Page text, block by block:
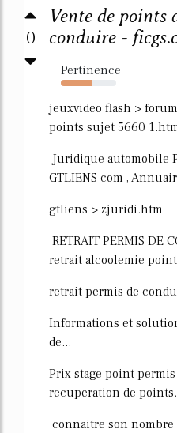
0
Vente de points
conduire -
Pertinence
55%
jeuxvideo flash >
points sujet 5660
Juridique automobile
GTLIENS com ,
gtliens > zjuridi.htm
RETRAIT PERMIS DE
retrait alcoolemie
retrait permis de
Informations et
de...
Prix stage point
recuperation de
connaitre son